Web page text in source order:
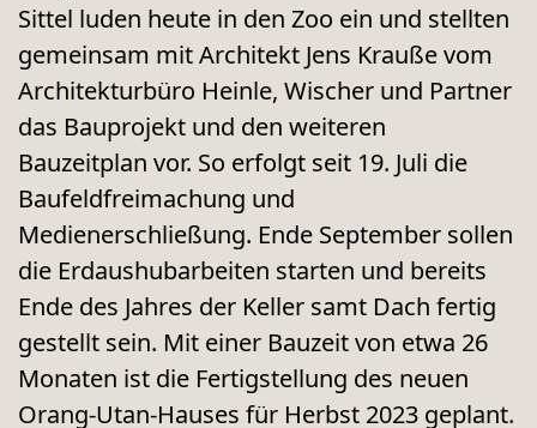
Sittel luden heute in den Zoo ein und stellten
gemeinsam mit Architekt Jens Krauße vom
Architekturbüro Heinle, Wischer und Partner
das Bauprojekt und den weiteren
Bauzeitplan vor. So erfolgt seit 19. Juli die
Baufeldfreimachung und
Medienerschließung. Ende September sollen
die Erdaushubarbeiten starten und bereits
Ende des Jahres der Keller samt Dach fertig
gestellt sein. Mit einer Bauzeit von etwa 26
Monaten ist die Fertigstellung des neuen
Orang-Utan-Hauses für Herbst 2023 geplant.